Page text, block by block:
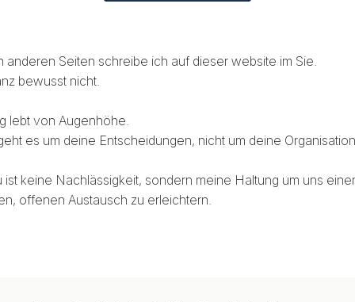
anderen Seiten schreibe ich auf dieser website im Sie.
bewusst nicht.
lebt von Augenhöhe.
es um deine Entscheidungen, nicht um deine
ist keine Nachlässigkeit, sondern meine Haltung um uns
offenen Austausch zu erleichtern.